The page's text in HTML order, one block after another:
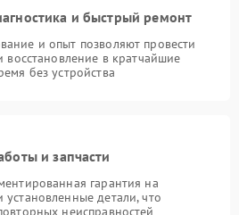
и быстрый ремонт
и опыт позволяют провести
восстановление в кратчайшие
без устройства
и запчасти
гарантия на
детали, что
неисправностей